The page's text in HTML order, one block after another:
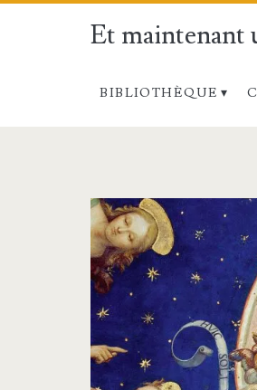
Et maintenant
BIBLIOTHÈQUE
Tables
de
Moïse</